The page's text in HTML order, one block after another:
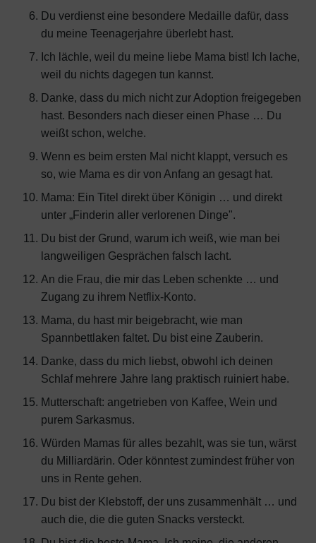
Du verdienst eine besondere Medaille dafür, dass
du meine Teenagerjahre überlebt hast.
Ich lächle, weil du meine liebe Mama bist! Ich lache,
weil du nichts dagegen tun kannst.
Danke, dass du mich nicht zur Adoption freigegeben
hast. Besonders nach dieser einen Phase … Du
weißt schon, welche.
Wenn es beim ersten Mal nicht klappt, versuch es
so, wie Mama es dir von Anfang an gesagt hat.
Mama: Ein Titel direkt über Königin … und direkt
unter „Finderin aller verlorenen Dinge".
Du bist der Grund, warum ich weiß, wie man bei
langweiligen Gesprächen falsch lacht.
An die Frau, die mir das Leben schenkte … und
Zugang zu ihrem Netflix-Konto.
Mama, du hast mir beigebracht, wie man
Spannbettlaken faltet. Du bist eine Zauberin.
Danke, dass du mich liebst, obwohl ich deinen
Schlaf mehrere Jahre lang praktisch ruiniert habe.
Mutterschaft: angetrieben von Kaffee, Wein und
purem Sarkasmus.
Würden Mamas für alles bezahlt, was sie tun, wärst
du Milliardärin. Oder könntest zumindest früher von
uns in Rente gehen.
Du bist der Klebstoff, der uns zusammenhält … und
auch die, die die guten Snacks versteckt.